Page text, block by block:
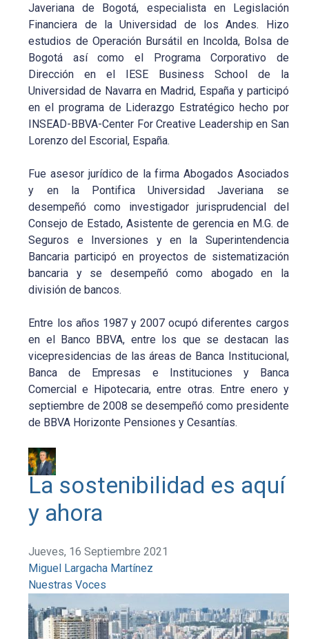
Javeriana de Bogotá, especialista en Legislación
Financiera de la Universidad de los Andes. Hizo
estudios de Operación Bursátil en Incolda, Bolsa de
Bogotá así como el Programa Corporativo de
Dirección en el IESE Business School de la
Universidad de Navarra en Madrid, España y participó
en el programa de Liderazgo Estratégico hecho por
INSEAD-BBVA-Center For Creative Leadership en San
Lorenzo del Escorial, España.
Fue asesor jurídico de la firma Abogados Asociados
y en la Pontifica Universidad Javeriana se
desempeñó como investigador jurisprudencial del
Consejo de Estado, Asistente de gerencia en M.G. de
Seguros e Inversiones y en la Superintendencia
Bancaria participó en proyectos de sistematización
bancaria y se desempeñó como abogado en la
división de bancos.
Entre los años 1987 y 2007 ocupó diferentes cargos
en el Banco BBVA, entre los que se destacan las
vicepresidencias de las áreas de Banca Institucional,
Banca de Empresas e Instituciones y Banca
Comercial e Hipotecaria, entre otras. Entre enero y
septiembre de 2008 se desempeñó como presidente
de BBVA Horizonte Pensiones y Cesantías.
La sostenibilidad es aquí
y ahora
Jueves, 16 Septiembre 2021
Miguel Largacha Martínez
Nuestras Voces